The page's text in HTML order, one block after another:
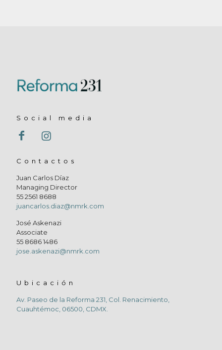
Social media
Contactos
Juan Carlos Díaz
Managing Director
55 2561 8688
juancarlos.diaz@nmrk.com
José Askenazi
Associate
55 8686 1486
jose.askenazi@nmrk.com
Ubicación
Av. Paseo de la Reforma 231, Col. Renacimiento,
Cuauhtémoc, 06500, CDMX.